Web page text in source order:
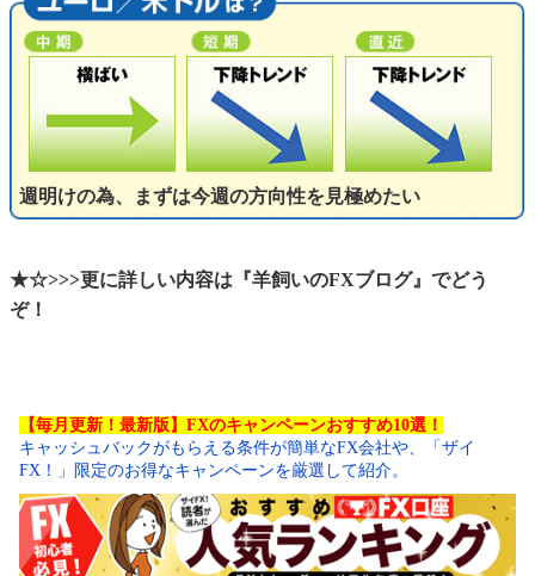
週明けの為、まずは今週の方向性を見極めたい
★☆>>>更に詳しい内容は『羊飼いのFXブログ』でどう
ぞ！
【毎月更新！最新版】FXのキャンペーンおすすめ10選！
キャッシュバックがもらえる条件が簡単なFX会社や、「ザイ
FX！」限定のお得なキャンペーンを厳選して紹介。